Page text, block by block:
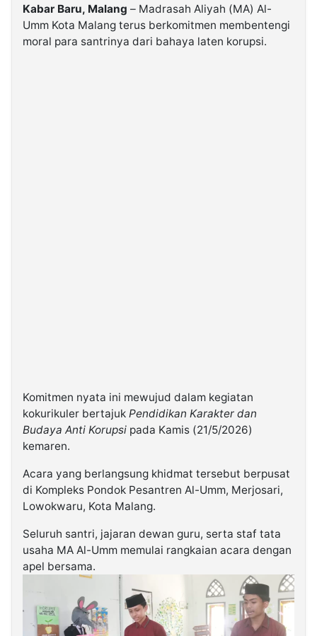
Kabarbaru.co
Kabar Baru, Malang – Madrasah Aliyah (MA) Al-
Umm Kota Malang terus berkomitmen membentengi
moral para santrinya dari bahaya laten korupsi.
Komitmen nyata ini mewujud dalam kegiatan
kokurikuler bertajuk Pendidikan Karakter dan
Budaya Anti Korupsi pada Kamis (21/5/2026)
kemaren.
Acara yang berlangsung khidmat tersebut berpusat
di Kompleks Pondok Pesantren Al-Umm, Merjosari,
Lowokwaru, Kota Malang.
Seluruh santri, jajaran dewan guru, serta staf tata
usaha MA Al-Umm memulai rangkaian acara dengan
apel bersama.